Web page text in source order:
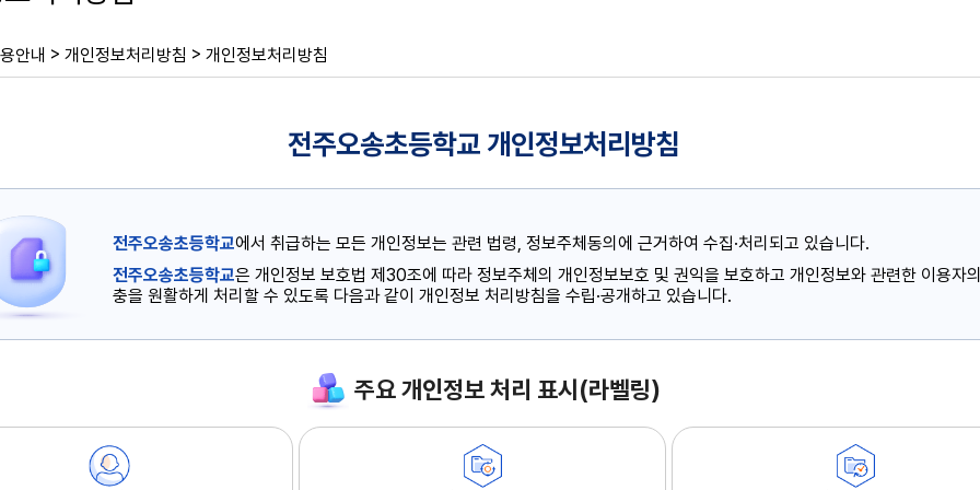
안내 > 개인정보처리방침 > 개인정보처리방침
전주오송초등학교 개인정보처리방침
전주오송초등학교에서 취급하는 모든 개인정보는 관련 법령, 정보주체동의에 근거하여 수집·처리되고 있습니다.
전주오송초등학교은 개인정보 보호법 제30조에 따라 정보주체의 개인정보보호 및 권익을 보호하고 개인정보와 관련한 이용자
충을 원활하게 처리할 수 있도록 다음과 같이 개인정보 처리방침을 수립·공개하고 있습니다.
주요 개인정보 처리 표시(라벨링)